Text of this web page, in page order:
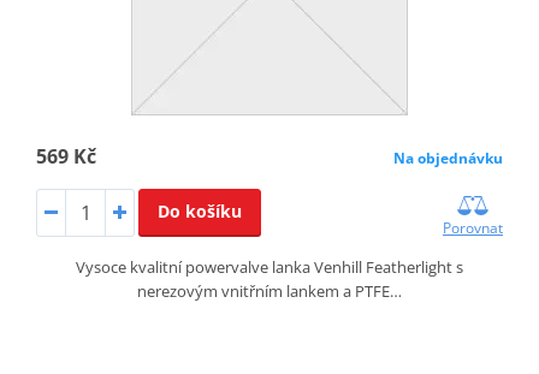
569 Kč Na objednávku
Do košíku
Porovnat
Vysoce kvalitní powervalve lanka Venhill Featherlight s
nerezovým vnitřním lankem a PTFE…